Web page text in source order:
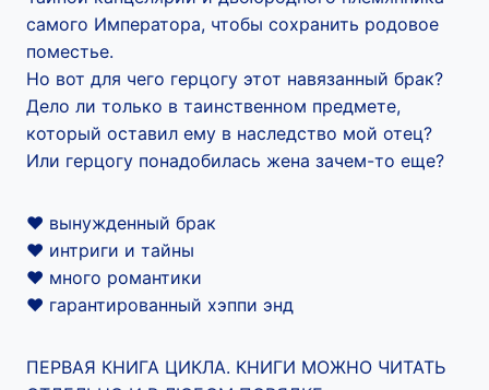
самого Императора, чтобы сохранить родовое
поместье.
Но вот для чего герцогу этот навязанный брак?
Дело ли только в таинственном предмете,
который оставил ему в наследство мой отец?
Или герцогу понадобилась жена зачем-то еще?
❤ вынужденный брак
❤ интриги и тайны
❤ много романтики
❤ гарантированный хэппи энд
ПЕРВАЯ КНИГА ЦИКЛА. КНИГИ МОЖНО ЧИТАТЬ